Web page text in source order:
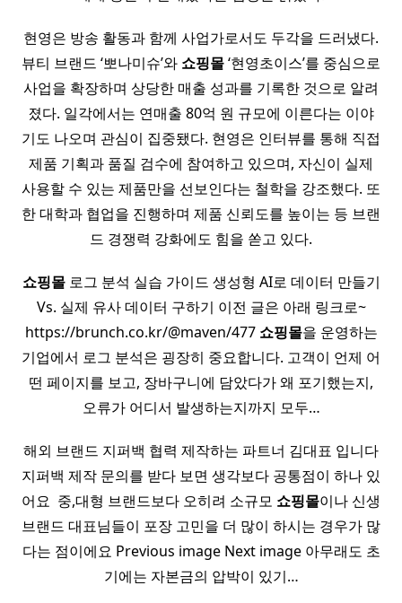
현영은 방송 활동과 함께 사업가로서도 두각을 드러냈다.
뷰티 브랜드 ‘뽀나미슈’와 쇼핑몰‘현영초이스’를 중심으로
사업을 확장하며 상당한 매출 성과를 기록한 것으로 알려
졌다. 일각에서는 연매출 80억 원 규모에 이른다는 이야
기도 나오며 관심이 집중됐다. 현영은 인터뷰를 통해 직접
제품 기획과 품질 검수에 참여하고 있으며, 자신이 실제
사용할 수 있는 제품만을 선보인다는 철학을 강조했다. 또
한 대학과 협업을 진행하며 제품 신뢰도를 높이는 등 브랜
드 경쟁력 강화에도 힘을 쏟고 있다.
쇼핑몰로그 분석 실습 가이드 생성형 AI로 데이터 만들기
Vs. 실제 유사 데이터 구하기 이전 글은 아래 링크로~
https://brunch.co.kr/@maven/477 쇼핑몰을 운영하는
기업에서 로그 분석은 굉장히 중요합니다. 고객이 언제 어
떤 페이지를 보고, 장바구니에 담았다가 왜 포기했는지,
오류가 어디서 발생하는지까지 모두…
해외 브랜드 지퍼백 협력 제작하는 파트너 김대표 입니다
지퍼백 제작 문의를 받다 보면 생각보다 공통점이 하나 있
어요 ​ 중,대형 브랜드보다 오히려 소규모 쇼핑몰이나 신생
브랜드 대표님들이 포장 고민을 더 많이 하시는 경우가 많
다는 점이에요 Previous image Next image 아무래도 초
기에는 자본금의 압박이 있기…